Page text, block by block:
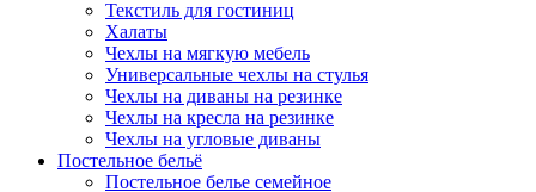
Текстиль для гостиниц
Халаты
Чехлы на мягкую мебель
Универсальные чехлы на стулья
Чехлы на диваны на резинке
Чехлы на кресла на резинке
Чехлы на угловые диваны
Постельное бельё
Постельное белье семейное